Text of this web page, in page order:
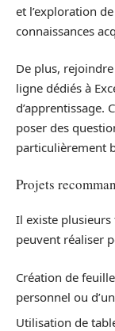
et l’exploration
connaissances
De plus,
ligne dédiés à
d’apprentissage.
poser des
particulièrement
Projets
Il existe
peuvent réaliser
Création de
personnel ou
Utilisation de